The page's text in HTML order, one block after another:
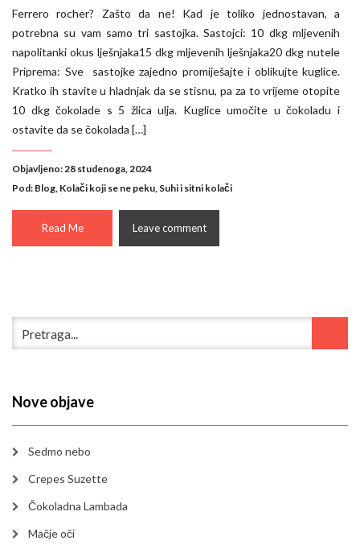
Ferrero rocher? Zašto da ne! Kad je toliko jednostavan, a
potrebna su vam samo tri sastojka. Sastojci: 10 dkg mljevenih
napolitanki okus lješnjaka15 dkg mljevenih lješnjaka20 dkg nutele
Priprema: Sve sastojke zajedno promiješajte i oblikujte kuglice.
Kratko ih stavite u hladnjak da se stisnu, pa za to vrijeme otopite
10 dkg čokolade s 5 žlica ulja. Kuglice umočite u čokoladu i
ostavite da se čokolada […]
Objavljeno: 28 studenoga, 2024
Pod: Blog, Kolači koji se ne peku, Suhi i sitni kolači
Read Me Leave comment
Nove objave
Sedmo nebo
Crepes Suzette
Čokoladna Lambada
Mačje oči